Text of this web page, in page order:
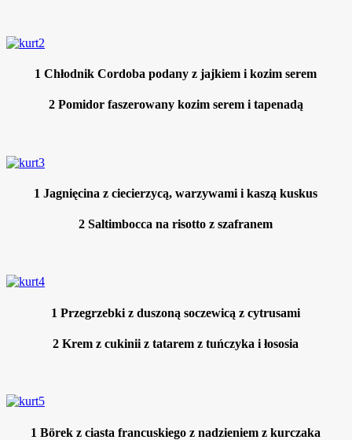
1 Chłodnik Cordoba podany z jajkiem i kozim serem
2 Pomidor faszerowany kozim serem i tapenadą
1 Jagnięcina z ciecierzycą, warzywami i kaszą kuskus
2 Saltimbocca na risotto z szafranem
1 Przegrzebki z duszoną soczewicą z cytrusami
2 Krem z cukinii z tatarem z tuńczyka i łososia
1 Börek z ciasta francuskiego z nadzieniem z kurczaka